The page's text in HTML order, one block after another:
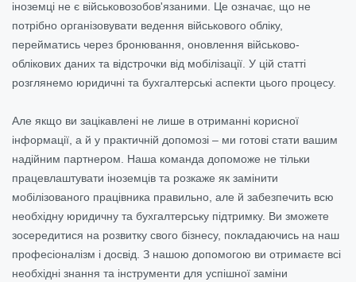
іноземці не є військовозобов'язаними. Це означає, що не
потрібно організовувати ведення військового обліку,
перейматись через бронювання, оновлення військово-
облікових даних та відстрочки від мобілізації. У цій статті
розглянемо юридичні та бухгалтерські аспекти цього процесу.
Але якщо ви зацікавлені не лише в отриманні корисної
інформації, а й у практичній допомозі – ми готові стати вашим
надійним партнером. Наша команда допоможе не тільки
працевлаштувати іноземців та розкаже як замінити
мобілізованого працівника правильно, але й забезпечить всю
необхідну юридичну та бухгалтерську підтримку. Ви зможете
зосередитися на розвитку свого бізнесу, покладаючись на наш
професіоналізм і досвід. З нашою допомогою ви отримаєте всі
необхідні знання та інструменти для успішної заміни